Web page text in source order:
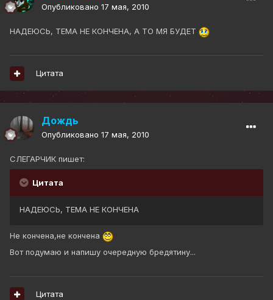
Опубликовано 17 мая, 2010
НАДЕЮСЬ, ТЕМА НЕ КОНЧЕНА, А ТО МЯ БУДЕТ
Цитата
Дождь
Опубликовано 17 мая, 2010
СЛЕГАРЧИК пишет:
Цитата
НАДЕЮСЬ, ТЕМА НЕ КОНЧЕНА
Не кончена,не кончена
Вот подумаю и напишу очередную бредятину...
Цитата